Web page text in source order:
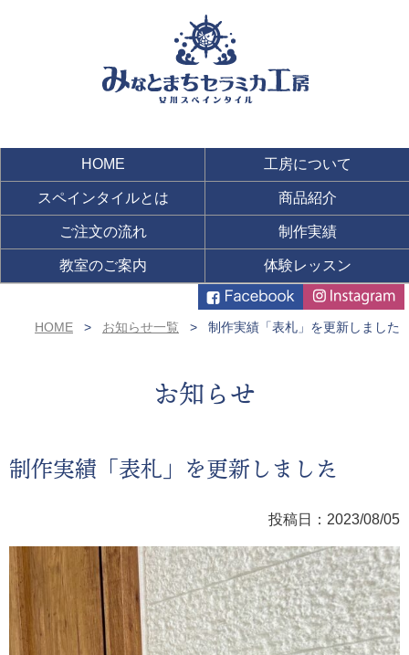
HOME 工房について
スペインタイルとは 商品紹介
ご注文の流れ 制作実績
教室のご案内 体験レッスン
HOME お知らせ一覧 制作実績「表札」を更新しました
お知らせ
制作実績「表札」を更新しました
投稿日：2023/08/05